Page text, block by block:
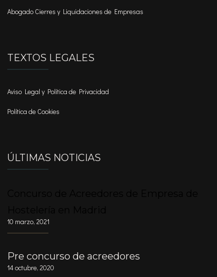
Abogado Cierres y Liquidaciones de Empresas
TEXTOS LEGALES
Aviso Legal y Política de Privacidad
Política de Cookies
ÚLTIMAS NOTICIAS
10 marzo, 2021
Pre concurso de acreedores
14 octubre, 2020